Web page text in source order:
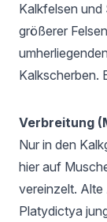
Kalkfelsen und
größerer
Kalkscherben.
Verbreitung
Nur in den
hier auf
vereinzelt.
Platydictya